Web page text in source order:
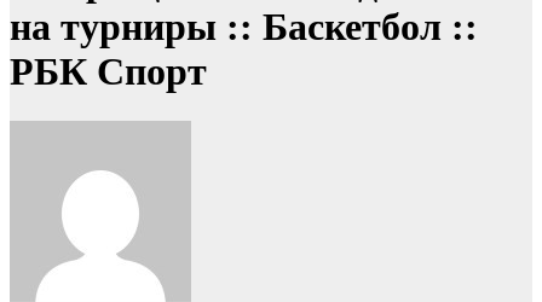
на турниры :: Баскетбол ::
РБК Спорт